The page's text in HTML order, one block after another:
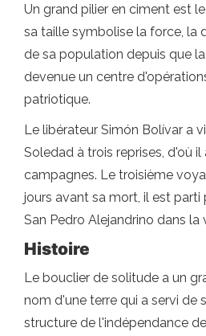
Un grand pilier en ciment est
sa taille symbolise la force, la
de sa population depuis que
devenue un centre
patriotique.
Le libérateur Simón Bolívar a
Soledad à trois reprises, d'où il
campagnes. Le troisième
jours avant sa mort, il est parti
San Pedro Alejandrino dans la
Histoire
Le bouclier de solitude a un
nom d'une terre qui a servi de
structure de l'indépendance